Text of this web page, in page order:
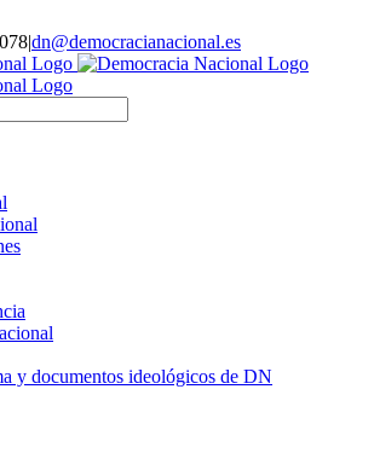
|dn@democracianacional.es
y documentos ideológicos de DN